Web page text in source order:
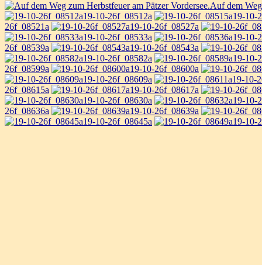
Auf dem
19-10-26f_08512a
19-10-
26f_08521a
19-10-26f_08527a
19-10-26f_08533a
19-10-
26f_08539a
19-10-26f_08543a
19-10-26f_08582a
19-10-
26f_08599a
19-10-26f_08600a
19-10-26f_08609a
19-10-
26f_08615a
19-10-26f_08617a
19-10-26f_08630a
19-10-
26f_08636a
19-10-26f_08639a
19-10-26f_08645a
19-10-